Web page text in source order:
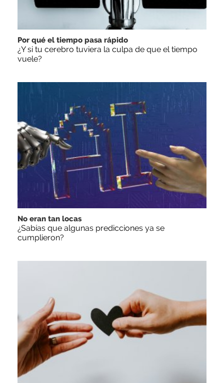
Por qué el tiempo pasa rápido
¿Y si tu cerebro tuviera la culpa de que el tiempo
vuele?
No eran tan locas
¿Sabías que algunas predicciones ya se
cumplieron?